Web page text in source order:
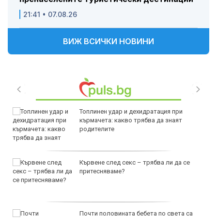
21:41 • 07.08.26
ВИЖ ВСИЧКИ НОВИНИ
Топлинен удар и дехидратация при
кърмачета: какво трябва да знаят
родителите
Кървене след секс – трябва ли да се
притесняваме?
Почти половината бебета по света са